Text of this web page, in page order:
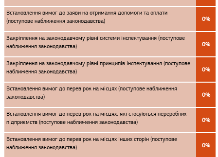
Встановлення вимог до заяви на отримання допомоги та оплати
(поступове наближення законодавства)
0%
Закріплення на законодавчому рівні системи інспектування (поступове
наближення законодавства)
0%
Закріплення на законодавчому рівні принципів інспектування (поступове
наближення законодавства)
0%
Встановлення вимог до перевірок на місцях (поступове наближення
законодавства)
0%
Встановлення вимог до перевірок на місцях, які стосуються переробних
підприємств (поступове наближення законодавства)
0%
Встановлення вимог до перевірок на місцях інших сторін (поступове
наближення законодавства)
0%